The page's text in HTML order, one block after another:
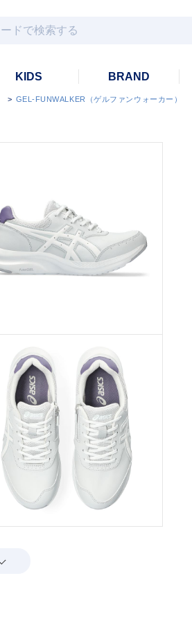
KIDS BRAND
> GEL-FUNWALKER（ゲルファンウォーカー）